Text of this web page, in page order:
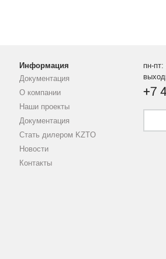
Информация
Документация
О компании
Наши проекты
Документация
Стать дилером KZTO
Новости
Контакты
пн-
+7